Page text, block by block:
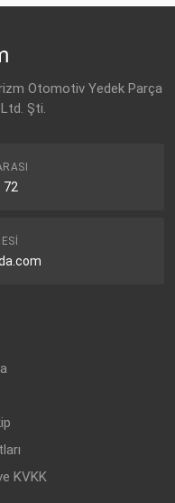
Otomotiv Yedek Parça
Şti.
72
KVKK